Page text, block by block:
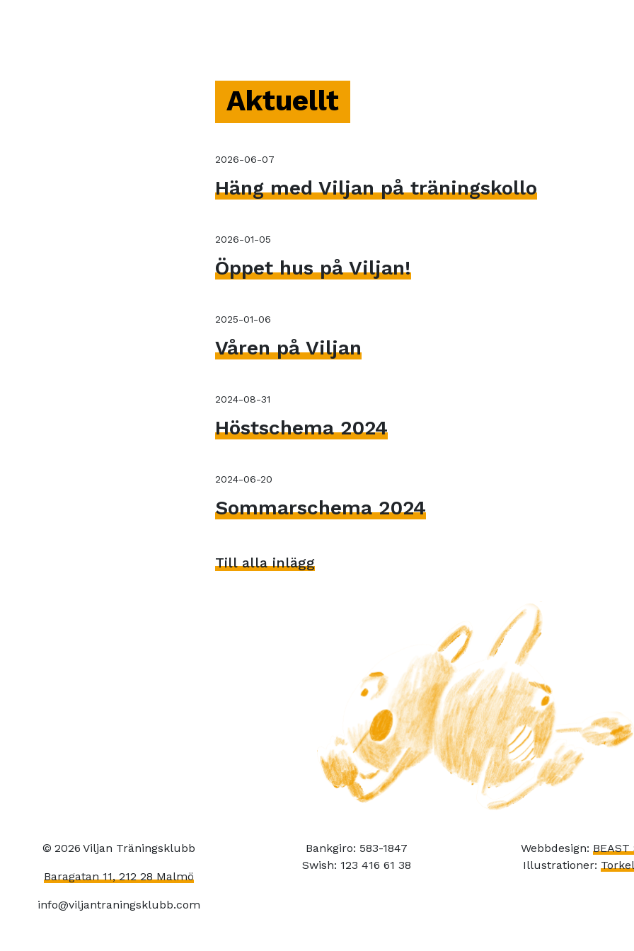
Aktuellt
2026-06-07
Häng med Viljan på träningskollo
2026-01-05
Öppet hus på Viljan!
2025-01-06
Våren på Viljan
2024-08-31
Höstschema 2024
2024-06-20
Sommarschema 2024
Till alla inlägg
© 2026 Viljan Träningsklubb
Baragatan 11, 212 28 Malmö
info@viljantraningsklubb.com
Bankgiro: 583-1847
Swish: 123 416 61 38
Webbdesign:
Illustrationer: